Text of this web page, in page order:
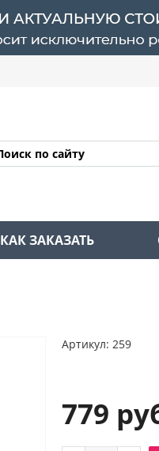
КАК ЗАКАЗАТЬ
Артикул: 259
779